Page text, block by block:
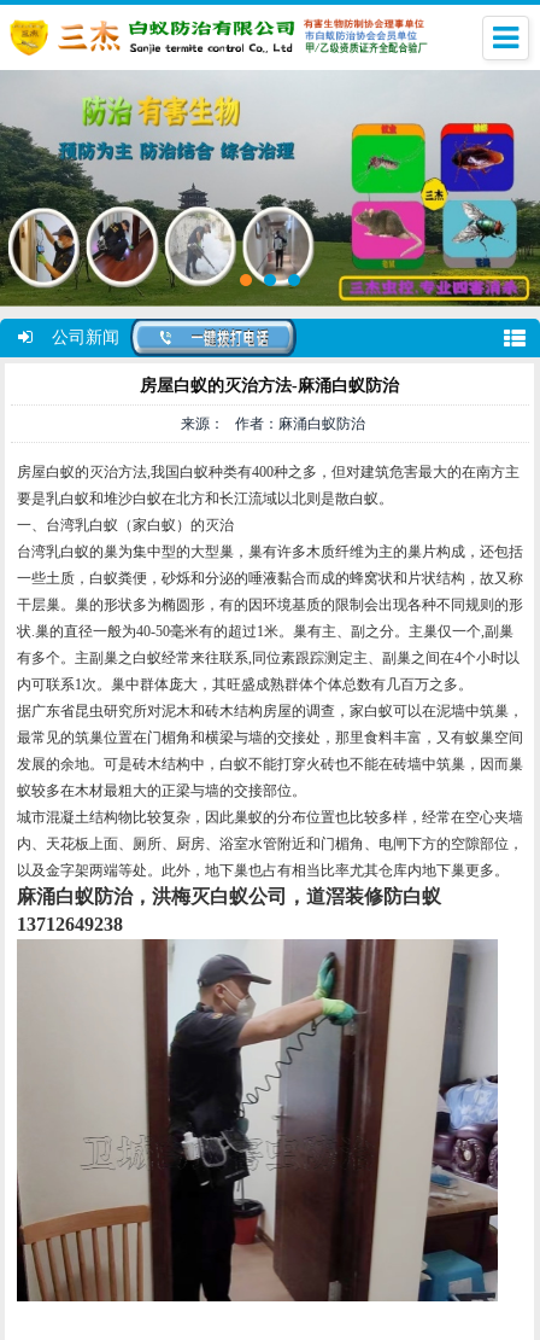
公司新闻
房屋白蚁的灭治方法-麻涌白蚁防治
来源： 作者：麻涌白蚁防治
房屋白蚁的灭治方法,我国白蚁种类有400种之多，但对建筑危害最大的在南方主
要是乳白蚁和堆沙白蚁在北方和长江流域以北则是散白蚁。
一、台湾乳白蚁（家白蚁）的灭治
台湾乳白蚁的巢为集中型的大型巢，巢有许多木质纤维为主的巢片构成，还包括
一些土质，白蚁粪便，砂烁和分泌的唾液黏合而成的蜂窝状和片状结构，故又称
干层巢。巢的形状多为椭圆形，有的因环境基质的限制会出现各种不同规则的形
状.巢的直径一般为40-50毫米有的超过1米。巢有主、副之分。主巢仅一个,副巢
有多个。主副巢之白蚁经常来往联系,同位素跟踪测定主、副巢之间在4个小时以
内可联系1次。巢中群体庞大，其旺盛成熟群体个体总数有几百万之多。
据广东省昆虫研究所对泥木和砖木结构房屋的调查，家白蚁可以在泥墙中筑巢，
最常见的筑巢位置在门楣角和横梁与墙的交接处，那里食料丰富，又有蚁巢空间
发展的余地。可是砖木结构中，白蚁不能打穿火砖也不能在砖墙中筑巢，因而巢
蚁较多在木材最粗大的正梁与墙的交接部位。
城市混凝土结构物比较复杂，因此巢蚁的分布位置也比较多样，经常在空心夹墙
内、天花板上面、厕所、厨房、浴室水管附近和门楣角、电闸下方的空隙部位，
以及金字架两端等处。此外，地下巢也占有相当比率尤其仓库内地下巢更多。
麻涌白蚁防治，洪梅灭白蚁公司，道滘装修防白蚁
13712649238